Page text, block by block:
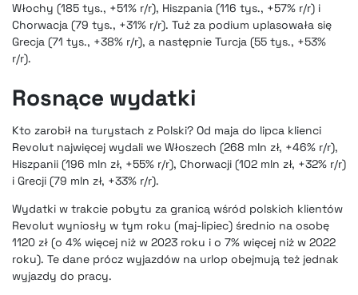
Włochy (185 tys., +51% r/r), Hiszpania (116 tys., +57% r/r) i
Chorwacja (79 tys., +31% r/r). Tuż za podium uplasowała się
Grecja (71 tys., +38% r/r), a następnie Turcja (55 tys., +53%
r/r).
Rosnące wydatki
Kto zarobił na turystach z Polski? Od maja do lipca klienci
Revolut najwięcej wydali we Włoszech (268 mln zł, +46% r/r),
Hiszpanii (196 mln zł, +55% r/r), Chorwacji (102 mln zł, +32% r/r)
i Grecji (79 mln zł, +33% r/r).
Wydatki w trakcie pobytu za granicą wśród polskich klientów
Revolut wyniosły w tym roku (maj-lipiec) średnio na osobę
1120 zł (o 4% więcej niż w 2023 roku i o 7% więcej niż w 2022
roku). Te dane prócz wyjazdów na urlop obejmują też jednak
wyjazdy do pracy.